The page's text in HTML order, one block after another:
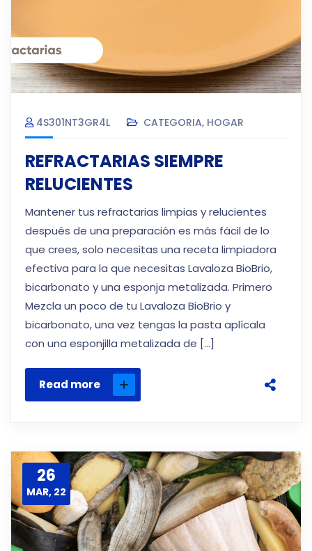
4S301NT3GR4L CATEGORIA, HOGAR
REFRACTARIAS SIEMPRE
RELUCIENTES
Mantener tus refractarias limpias y relucientes
después de una preparación es más fácil de lo
que crees, solo necesitas una receta limpiadora
efectiva para la que necesitas Lavaloza BioBrio,
bicarbonato y una esponja metalizada. Primero
Mezcla un poco de tu Lavaloza BioBrio y
bicarbonato, una vez tengas la pasta aplícala
con una esponjilla metalizada de […]
Read more
26
MAR, 22